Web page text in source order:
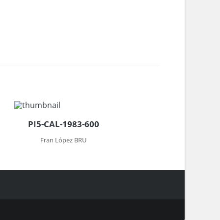
PI5-CAL-1983-600
Fran López BRU